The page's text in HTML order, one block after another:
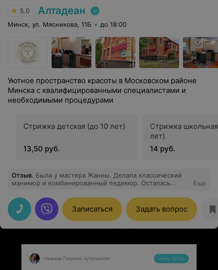
5.0 Алтадеан
Минск, ул. Мясникова, 11Б до 18:00
Уютное пространство красоты в Московском районе
Минска с квалифицированными специалистами и
необходимыми процедурами
Стрижка детская (до 10 лет)
13,50 руб.
Стрижка
лет)
14 руб.
Отзыв. Была у мастера Жанны. Делала классический
маникюр и комбинированный педикюр. Осталась
большим опытом. Все сделано очень аккуратно и
естественно. Пишу отзыв спустя две недели -
нареканий нет. Обязательно приду еще.
Еще
Записаться Задать вопрос